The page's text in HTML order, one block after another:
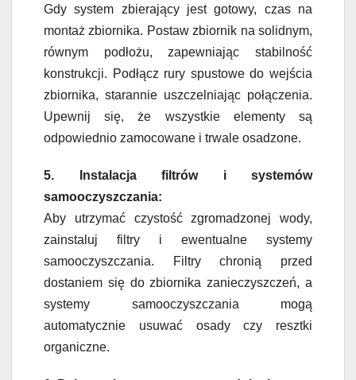
Gdy system zbierający jest gotowy, czas na
montaż zbiornika. Postaw zbiornik na solidnym,
równym podłożu, zapewniając stabilność
konstrukcji. Podłącz rury spustowe do wejścia
zbiornika, starannie uszczelniając połączenia.
Upewnij się, że wszystkie elementy są
odpowiednio zamocowane i trwale osadzone.
5. Instalacja filtrów i systemów
samooczyszczania:
Aby utrzymać czystość zgromadzonej wody,
zainstaluj filtry i ewentualne systemy
samooczyszczania. Filtry chronią przed
dostaniem się do zbiornika zanieczyszczeń, a
systemy samooczyszczania mogą
automatycznie usuwać osady czy resztki
organiczne.